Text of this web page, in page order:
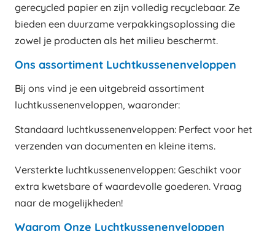
gerecycled papier en zijn volledig recyclebaar. Ze
bieden een duurzame verpakkingsoplossing die
zowel je producten als het milieu beschermt.
Ons assortiment Luchtkussenenveloppen
Bij ons vind je een uitgebreid assortiment
luchtkussenenveloppen, waaronder:
Standaard luchtkussenenveloppen: Perfect voor het
verzenden van documenten en kleine items.
Versterkte luchtkussenenveloppen: Geschikt voor
extra kwetsbare of waardevolle goederen. Vraag
naar de mogelijkheden!
Waarom Onze Luchtkussenenveloppen